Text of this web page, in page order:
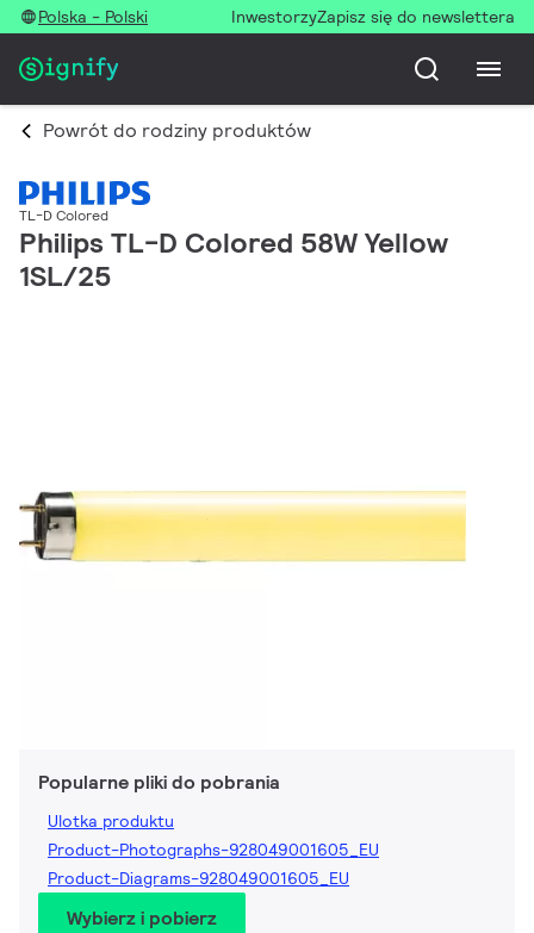
Polska - Polski InwestorzyZapisz się do newslettera
Powrót do rodziny produktów
TL-D Colored
Philips TL-D Colored 58W Yellow
1SL/25
Popularne pliki do pobrania
Ulotka produktu
Product-Photographs-928049001605_EU
Product-Diagrams-928049001605_EU
Wybierz i pobierz